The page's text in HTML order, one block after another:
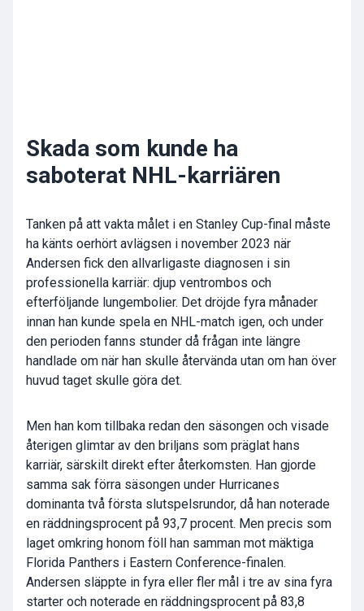
Skada som kunde ha
saboterat NHL-karriären
Tanken på att vakta målet i en Stanley Cup-final måste
ha känts oerhört avlägsen i november 2023 när
Andersen fick den allvarligaste diagnosen i sin
professionella karriär: djup ventrombos och
efterföljande lungembolier. Det dröjde fyra månader
innan han kunde spela en NHL-match igen, och under
den perioden fanns stunder då frågan inte längre
handlade om när han skulle återvända utan om han över
huvud taget skulle göra det.
Men han kom tillbaka redan den säsongen och visade
återigen glimtar av den briljans som präglat hans
karriär, särskilt direkt efter återkomsten. Han gjorde
samma sak förra säsongen under Hurricanes
dominanta två första slutspelsrundor, då han noterade
en räddningsprocent på 93,7 procent. Men precis som
laget omkring honom föll han samman mot mäktiga
Florida Panthers i Eastern Conference-finalen.
Andersen släppte in fyra eller fler mål i tre av sina fyra
starter och noterade en räddningsprocent på 83,8